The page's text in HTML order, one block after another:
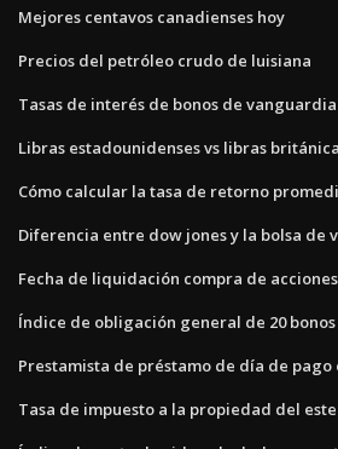
Mejores centavos canadienses hoy
Precios del petróleo crudo de luisiana
Tasas de interés de bonos de vanguardia
Libras estadounidenses vs libras
Cómo calcular la tasa de retorno
Diferencia entre dow jones y la bolsa de
Fecha de liquidación compra de acciones
Índice de obligación general de 20 bonos
Prestamista de préstamo de día de pago
Tasa de impuesto a la propiedad del